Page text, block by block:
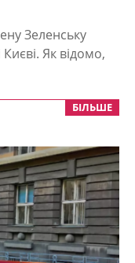
Зеленську
Києві. Як відомо,
БІЛЬШЕ